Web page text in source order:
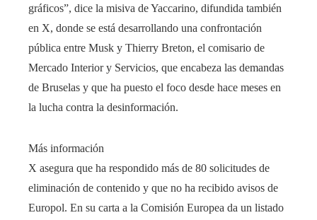
gráficos”, dice la misiva de Yaccarino, difundida también
en X, donde se está desarrollando una confrontación
pública entre Musk y Thierry Breton, el comisario de
Mercado Interior y Servicios, que encabeza las demandas
de Bruselas y que ha puesto el foco desde hace meses en
la lucha contra la desinformación.
Más información
X asegura que ha respondido más de 80 solicitudes de
eliminación de contenido y que no ha recibido avisos de
Europol. En su carta a la Comisión Europea da un listado